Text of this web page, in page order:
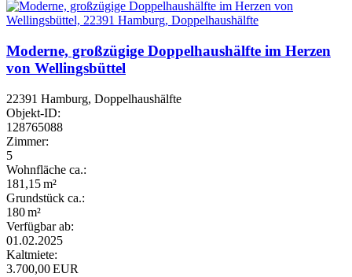
Moderne, großzügige Doppelhaushälfte im Herzen
von Wellingsbüttel
22391 Hamburg, Doppelhaushälfte
Objekt-ID:
128765088
Zimmer:
5
Wohnfläche ca.:
181,15 m²
Grund­stück ca.:
180 m²
Verfügbar ab:
01.02.2025
Kaltmiete:
3.700,00 EUR